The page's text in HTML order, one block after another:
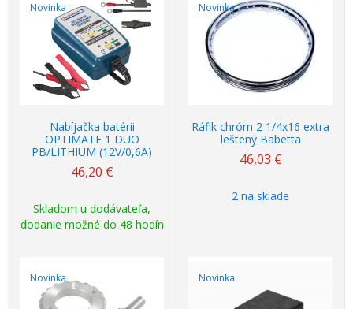
Novinka
Nabíjačka batérii
OPTIMATE 1 DUO
PB/LITHIUM (12V/0,6A)
46,20 €
Skladom u dodávateľa,
dodanie možné do 48 hodín
Novinka
Ráfik chróm 2 1/4x16 extra
leštený Babetta
46,03 €
2 na sklade
Novinka Novinka